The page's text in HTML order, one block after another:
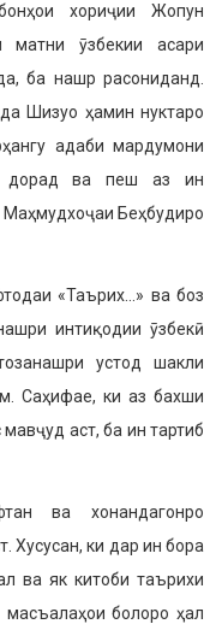
хориҷии Жопун
ӯзбекии асари
ба нашр расониданд.
Шизуо ҳамин нуктаро
адаби мардумони
дорад ва пеш аз ин
Беҳбудиро
«Таърих…» ва боз
интиқодии ӯзбекӣ
устод шакли
Саҳифае, ки аз бахши
аст, ба ин тартиб
ва хонандагонро
Хусусан, ки дар ин бора
ва як китоби таърихи
болоро ҳал